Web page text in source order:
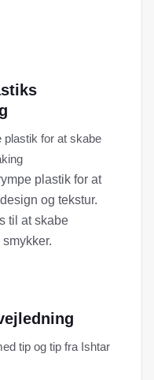
plastik for at skabe
plastik for at
og tekstur.
til at skabe
tip og tip fra Ishtar